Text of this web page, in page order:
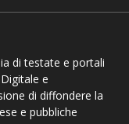
di testate e portali
e
di diffondere la
e pubbliche